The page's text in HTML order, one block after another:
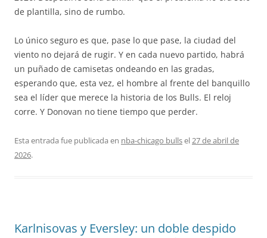
de plantilla, sino de rumbo.
Lo único seguro es que, pase lo que pase, la ciudad del
viento no dejará de rugir. Y en cada nuevo partido, habrá
un puñado de camisetas ondeando en las gradas,
esperando que, esta vez, el hombre al frente del banquillo
sea el líder que merece la historia de los Bulls. El reloj
corre. Y Donovan no tiene tiempo que perder.
Esta entrada fue publicada en nba-chicago bullsel27 de abril de
2026.
Karlnisovas y Eversley: un doble despido